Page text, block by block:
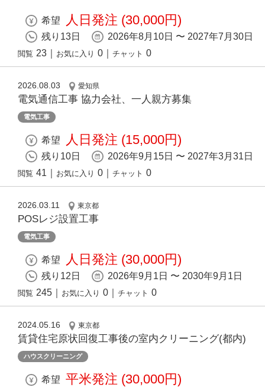
希望 人日発注 (30,000円)
残り13日 2026年8月10日 〜 2027年7月30日
閲覧 23 お気に入り 0 チャット 0
2026.08.03 愛知県
電気通信工事 協力会社、一人親方募集
電気工事
希望 人日発注 (15,000円)
残り10日 2026年9月15日 〜 2027年3月31日
閲覧 41 お気に入り 0 チャット 0
2026.03.11 東京都
POSレジ設置工事
電気工事
希望 人日発注 (30,000円)
残り12日 2026年9月1日 〜 2030年9月1日
閲覧 245 お気に入り 0 チャット 0
2024.05.16 東京都
賃貸住宅原状回復⼯事後の室内クリーニング(都内)
ハウスクリーニング
希望 平米発注 (30,000円)